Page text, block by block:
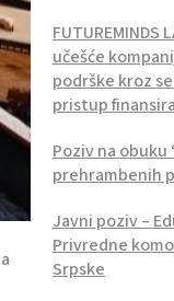
FUTUREMINDS
učešće
podrške kroz
pristup
Poziv na obuku
prehrambenih
Javni poziv –
Privredne
Srpske